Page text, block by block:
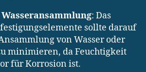
Wasseransammlung: Das
sollte darauf
von Wasser oder
minimieren, da Feuchtigkeit
für Korrosion ist.